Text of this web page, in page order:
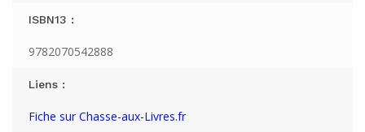
ISBN13 :
9782070542888
Liens :
Fiche sur Chasse-aux-Livres.fr